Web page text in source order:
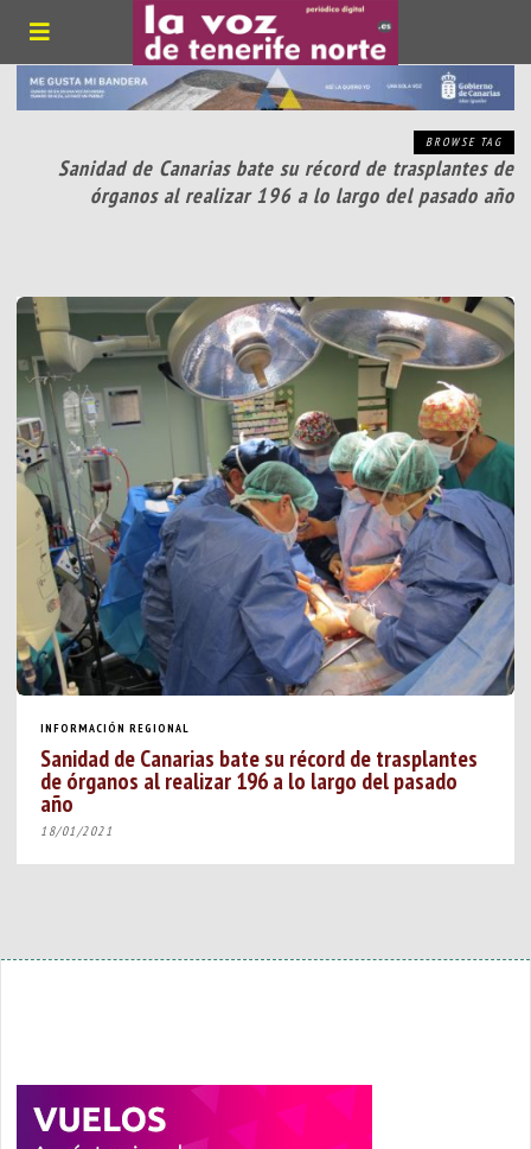
BROWSE TAG
Sanidad de Canarias bate su récord de trasplantes de
órganos al realizar 196 a lo largo del pasado año
INFORMACIÓN REGIONAL
Sanidad de Canarias bate su récord de trasplantes
de órganos al realizar 196 a lo largo del pasado
año
18/01/2021